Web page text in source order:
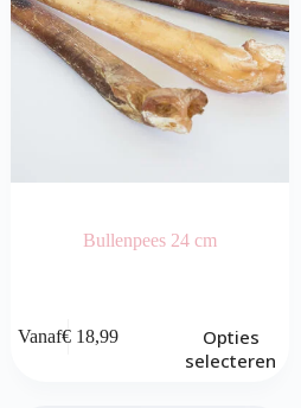
Bullenpees 24 cm
Vanaf€ 18,99
Opties
selecteren
product